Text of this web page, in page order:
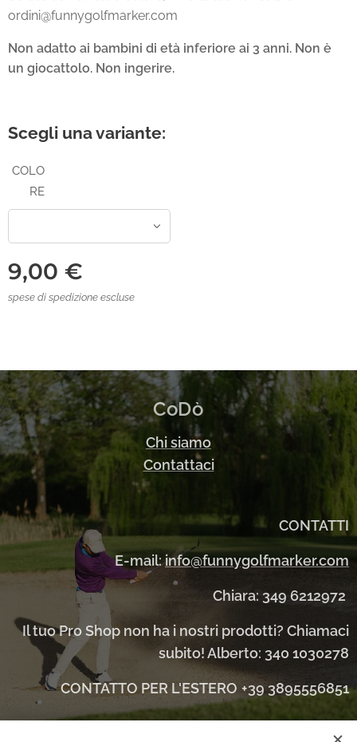
ordini@funnygolfmarker.com
Non adatto ai bambini di età inferiore ai 3 anni. Non è
un giocattolo. Non ingerire.
Scegli una variante:
COLO
RE
9,00 €
spese di spedizione escluse
CoDò
Chi siamo
Contattaci
CONTATTI
E-mail:info@funnygolfmarker.com
Chiara: 349 6212972
Il tuo Pro Shop non ha i nostri prodotti? Chiamaci
subito! Alberto: 340 1030278
CONTATTO PER L'ESTERO +39 3895556851